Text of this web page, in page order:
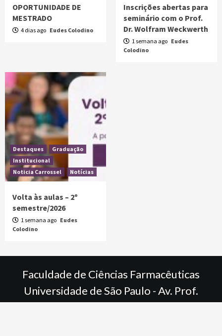
OPORTUNIDADE DE
MESTRADO
4 dias ago Eudes Colodino
Inscrições abertas para
seminário com o Prof.
Dr. Wolfram Weckwerth
1 semana ago Eudes
Colodino
Destaques
Graduação
Institucional
Noticia Carrossel
Notícias
Volta às aulas – 2º
semestre/2026
1 semana ago Eudes
Colodino
Faculdade de Ciências Farmacêuticas
Universidade de São Paulo - Av. Prof.
Lineu Prestes, 580 – Bloco 13A 05508-